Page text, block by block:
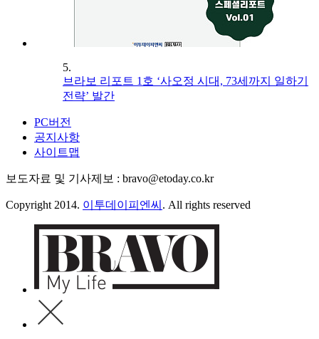
5.
브라보 리포트 1호 ‘사오정 시대, 73세까지 일하기
전략’ 발간
PC버전
공지사항
사이트맵
보도자료 및 기사제보 : bravo@etoday.co.kr
Copyright 2014. 이투데이피엔씨 . All rights reserved